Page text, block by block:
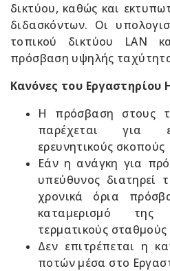
δικτύου, καθώς και
διδασκόντων. Οι
τοπικού δικτύου LAN
πρόσβαση υψηλής
Κανόνες του Εργαστηρίου
Η πρόσβαση στους
παρέχεται για
ερευνητικούς σκοπούς
Εάν η ανάγκη για
υπεύθυνος διατηρεί
χρονικά όρια
καταμερισμό
τερματικούς σταθμούς
Δεν επιτρέπεται η
ποτών μέσα στο